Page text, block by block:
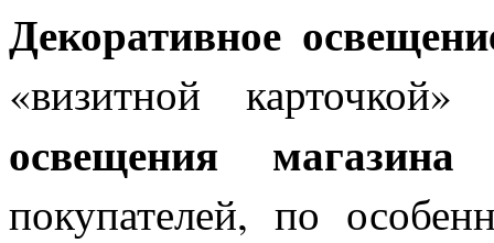
Декоративное
«визитной
освещения
покупателей, по